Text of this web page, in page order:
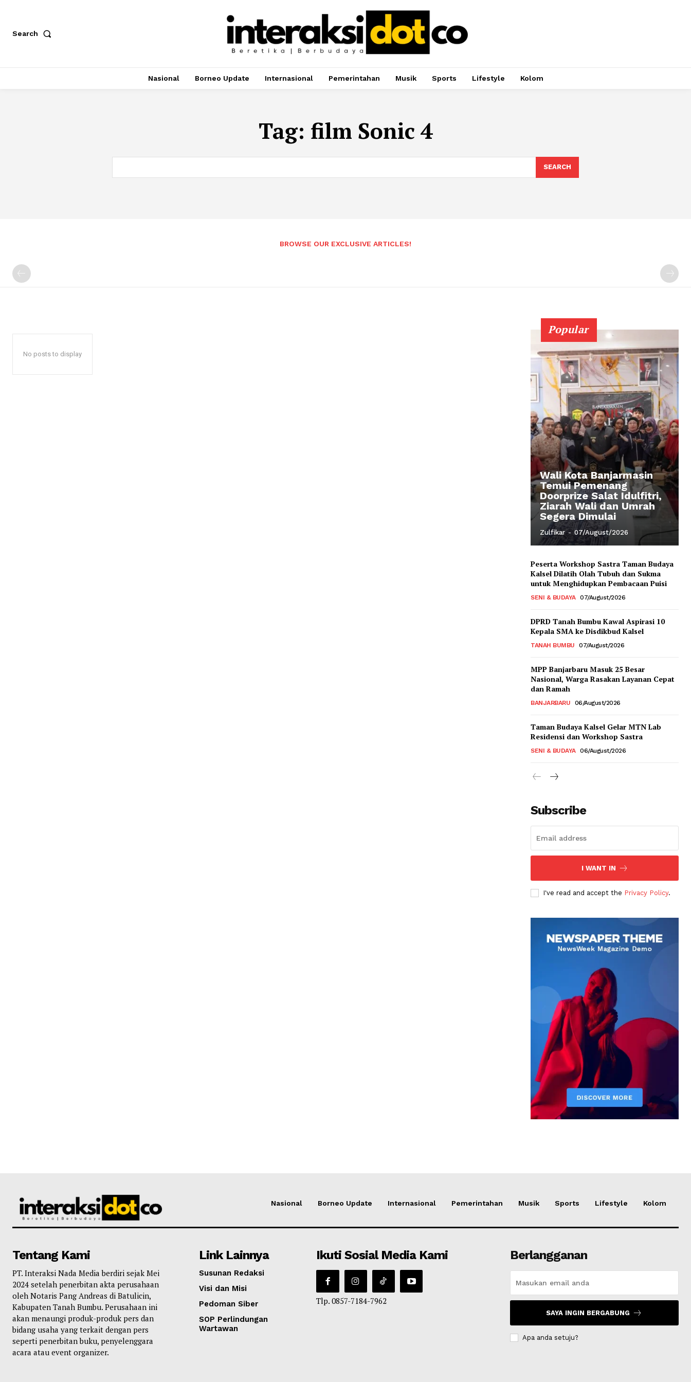
Search
Nasional Borneo Update Internasional Pemerintahan Musik Sports Lifestyle Kolom
Tag: film Sonic 4
SEARCH
BROWSE OUR EXCLUSIVE ARTICLES!
No posts to display
Popular
Wali Kota Banjarmasin
Temui Pemenang
Doorprize Salat Idulfitri,
Ziarah Wali dan Umrah
Segera Dimulai
Zulfikar - 07/August/2026
Peserta Workshop Sastra Taman Budaya
Kalsel Dilatih Olah Tubuh dan Sukma
untuk Menghidupkan Pembacaan Puisi
SENI & BUDAYA 07/August/2026
DPRD Tanah Bumbu Kawal Aspirasi 10
Kepala SMA ke Disdikbud Kalsel
TANAH BUMBU 07/August/2026
MPP Banjarbaru Masuk 25 Besar
Nasional, Warga Rasakan Layanan Cepat
dan Ramah
BANJARBARU 06/August/2026
Taman Budaya Kalsel Gelar MTN Lab
Residensi dan Workshop Sastra
SENI & BUDAYA 06/August/2026
Subscribe
I WANT IN
I've read and accept the Privacy Policy.
Nasional Borneo Update Internasional Pemerintahan Musik Sports Lifestyle Kolom
Tentang Kami
PT. Interaksi Nada Media berdiri sejak Mei
2024 setelah penerbitan akta perusahaan
oleh Notaris Pang Andreas di Batulicin,
Kabupaten Tanah Bumbu. Perusahaan ini
akan menaungi produk-produk pers dan
bidang usaha yang terkait dengan pers
seperti penerbitan buku, penyelenggara
acara atau event organizer.
Link Lainnya
Susunan Redaksi
Visi dan Misi
Pedoman Siber
SOP Perlindungan
Wartawan
Ikuti Sosial Media Kami
Tlp. 0857-7184-7962
Berlangganan
SAYA INGIN BERGABUNG
Apa anda setuju?